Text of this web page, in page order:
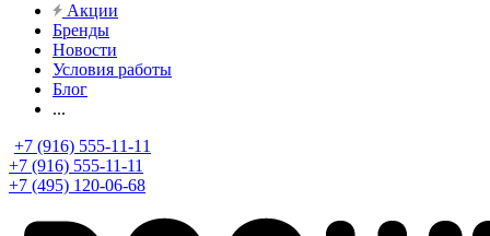
Акции
Бренды
Новости
Условия работы
Блог
...
+7 (916) 555-11-11
+7 (916) 555-11-11
+7 (495) 120-06-68